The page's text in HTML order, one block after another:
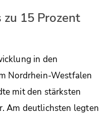
15 Prozent
in den
Nordrhein-Westfalen
mit den stärksten
Am deutlichsten legten